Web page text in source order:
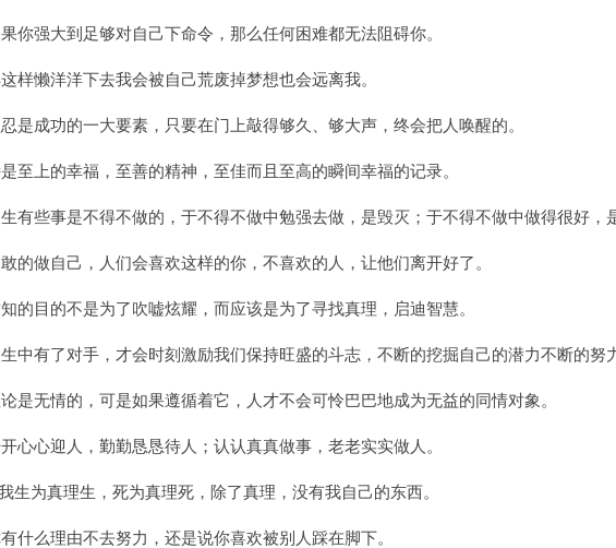
你强大到足够对自己下命令，那么任何困难都无法阻碍你。
样懒洋洋下去我会被自己荒废掉梦想也会远离我。
是成功的一大要素，只要在门上敲得够久、够大声，终会把人唤醒的。
至上的幸福，至善的精神，至佳而且至高的瞬间幸福的记录。
有些事是不得不做的，于不得不做中勉强去做，是毁灭；于不得不做中做得很好，
的做自己，人们会喜欢这样的你，不喜欢的人，让他们离开好了。
的目的不是为了吹嘘炫耀，而应该是为了寻找真理，启迪智慧。
中有了对手，才会时刻激励我们保持旺盛的斗志，不断的挖掘自己的潜力不断的努
是无情的，可是如果遵循着它，人才不会可怜巴巴地成为无益的同情对象。
心心迎人，勤勤恳恳待人；认认真真做事，老老实实做人。
生为真理生，死为真理死，除了真理，没有我自己的东西。
什么理由不去努力，还是说你喜欢被别人踩在脚下。